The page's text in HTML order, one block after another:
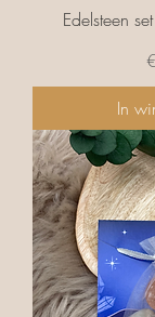
Edelsteen
In